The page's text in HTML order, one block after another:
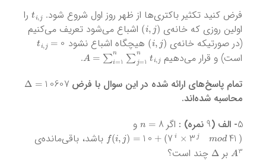
فرض کنید تکثیر باکتری‌ها از ظهر روز اول شروع شود.
tرا
اولین روزی که خانه‌ی
(
i,j
) اشباع می‌شود تعریف می‌کنیم
(در صورتیکه خانه‌ی
(
i,j
) هیچگاه اشباع نشود ti,j=0
است) و قرار می‌دهیم
A=∑i=1n∑j=1nti
.
تمام پاسخ‌های ارائه شده در این سوال با فرض
Δ
10607
محاسبه شده‌اند.
5- الف (9 نمره) : اگر و (i,j) =10+( 3jmo d 41) باشد، باقی‌مانده‌ی
A3 بر Δ چند است؟